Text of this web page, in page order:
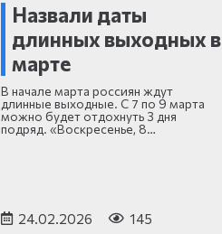
Назвали даты
длинных выходных в
марте
В начале марта россиян ждут
длинные выходные. С 7 по 9 марта
можно будет отдохнуть 3 дня
подряд. «Воскресенье, 8…
24.02.2026 145